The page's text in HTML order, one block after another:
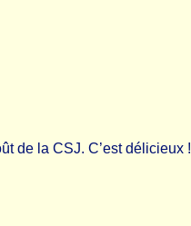
de la CSJ. C’est délicieux !